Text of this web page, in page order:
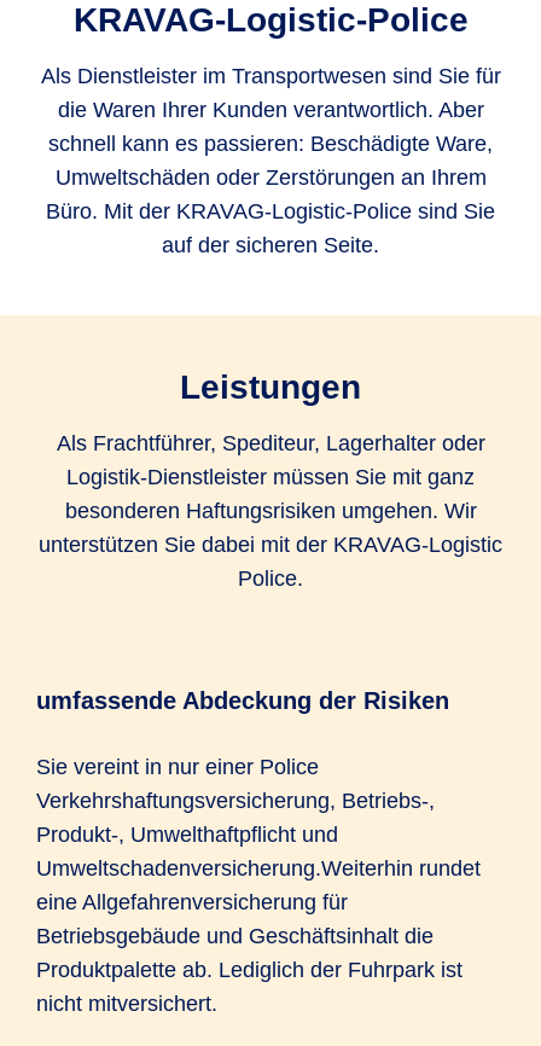
KRAVAG-Logistic-Police
Als Dienstleister im Transportwesen sind Sie für
die Waren Ihrer Kunden verantwortlich. Aber
schnell kann es passieren: Beschädigte Ware,
Umweltschäden oder Zerstörungen an Ihrem
Büro. Mit der KRAVAG-Logistic-Police sind Sie
auf der sicheren Seite.
Leistungen
Als Frachtführer, Spediteur, Lagerhalter oder
Logistik-Dienstleister müssen Sie mit ganz
besonderen Haftungsrisiken umgehen. Wir
unterstützen Sie dabei mit der KRAVAG-Logistic
Police.
umfassende Abdeckung der Risiken
Sie vereint in nur einer Police
Verkehrshaftungsversicherung, Betriebs-,
Produkt-, Umwelthaftpflicht und
Umweltschadenversicherung.Weiterhin rundet
eine Allgefahrenversicherung für
Betriebsgebäude und Geschäftsinhalt die
Produktpalette ab. Lediglich der Fuhrpark ist
nicht mitversichert.